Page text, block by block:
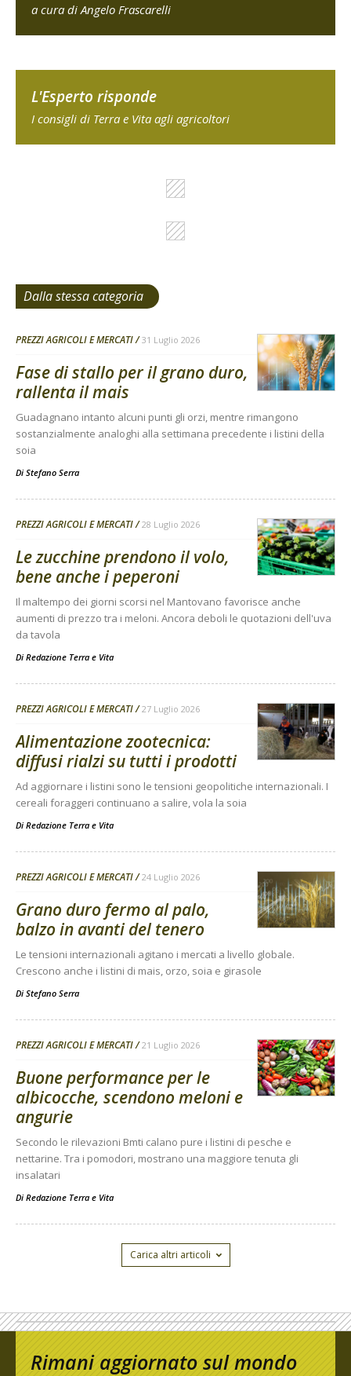
a cura di Angelo Frascarelli
L'Esperto risponde
I consigli di Terra e Vita agli agricoltori
Dalla stessa categoria
PREZZI AGRICOLI E MERCATI 31 Luglio 2026
Fase di stallo per il grano duro,
rallenta il mais
Guadagnano intanto alcuni punti gli orzi, mentre rimangono
sostanzialmente analoghi alla settimana precedente i listini della
soia
Di Stefano Serra
PREZZI AGRICOLI E MERCATI 28 Luglio 2026
Le zucchine prendono il volo,
bene anche i peperoni
Il maltempo dei giorni scorsi nel Mantovano favorisce anche
aumenti di prezzo tra i meloni. Ancora deboli le quotazioni dell'uva
da tavola
Di Redazione Terra e Vita
PREZZI AGRICOLI E MERCATI 27 Luglio 2026
Alimentazione zootecnica:
diffusi rialzi su tutti i prodotti
Ad aggiornare i listini sono le tensioni geopolitiche internazionali. I
cereali foraggeri continuano a salire, vola la soia
Di Redazione Terra e Vita
PREZZI AGRICOLI E MERCATI 24 Luglio 2026
Grano duro fermo al palo,
balzo in avanti del tenero
Le tensioni internazionali agitano i mercati a livello globale.
Crescono anche i listini di mais, orzo, soia e girasole
Di Stefano Serra
PREZZI AGRICOLI E MERCATI 21 Luglio 2026
Buone performance per le
albicocche, scendono meloni e
angurie
Secondo le rilevazioni Bmti calano pure i listini di pesche e
nettarine. Tra i pomodori, mostrano una maggiore tenuta gli
insalatari
Di Redazione Terra e Vita
Carica altri articoli
Rimani aggiornato sul mondo